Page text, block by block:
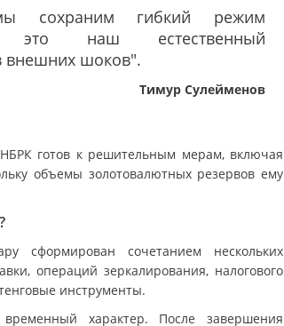
сохраним гибкий режим
это наш естественный
внешних шоков".
Тимур Сулейменов
готов к решительным мерам, включая
объемы золотовалютных резервов ему
сформирован сочетанием нескольких
операций зеркалирования, налогового
инструменты.
характер. После завершения